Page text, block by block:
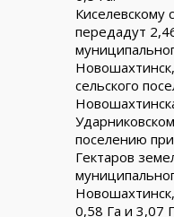
Киселевскому
передадут
сельского
поселению
Гектаров
0,58 Га и 3,07